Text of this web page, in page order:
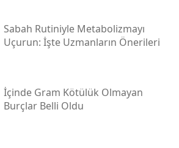
Sabah Rutiniyle Metabolizmayı
Uçurun: İşte Uzmanların Önerileri
İçinde Gram Kötülük Olmayan
Burçlar Belli Oldu